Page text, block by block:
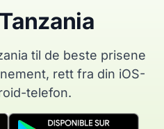
til de beste prisene
rett fra din iOS-
telefon.